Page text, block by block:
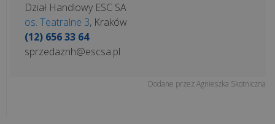
biznesu
bez
chaosu.
Dział Handlowy ESC SA
os. Teatralne 3, Kraków
(12) 656 33 64
sprzedaznh@escsa.pl
Dodane przezAgnieszka Skotniczna